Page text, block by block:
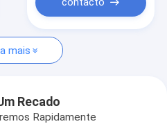
mais
Recado
Rapidamente